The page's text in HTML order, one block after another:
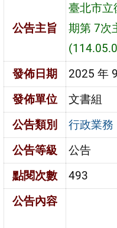
公告主旨
臺北市立
期第 7次
發佈日期
2025 年
發佈單位
文書組
公告類別
行政業務
公告等級
公告
點閱次數
493
公告內容